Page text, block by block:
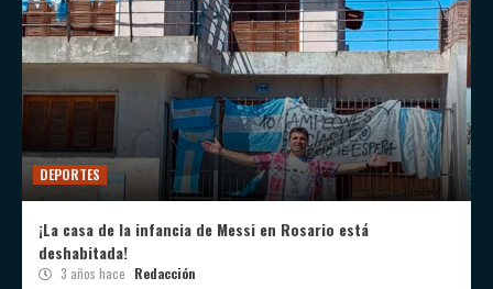
DEPORTES
¡La casa de la infancia de Messi en Rosario está
deshabitada!
3 años hace Redacción